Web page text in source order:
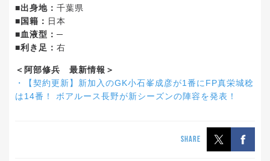
■出身地： 千葉県
■国籍： 日本
■血液型： ─
■利き足： 右
＜阿部修兵 最新情報＞
・【契約更新】新加入のGK小石峯成彦が1番にFP真栄城稔
は14番！ ボアルース長野が新シーズンの陣容を発表！
SHARE